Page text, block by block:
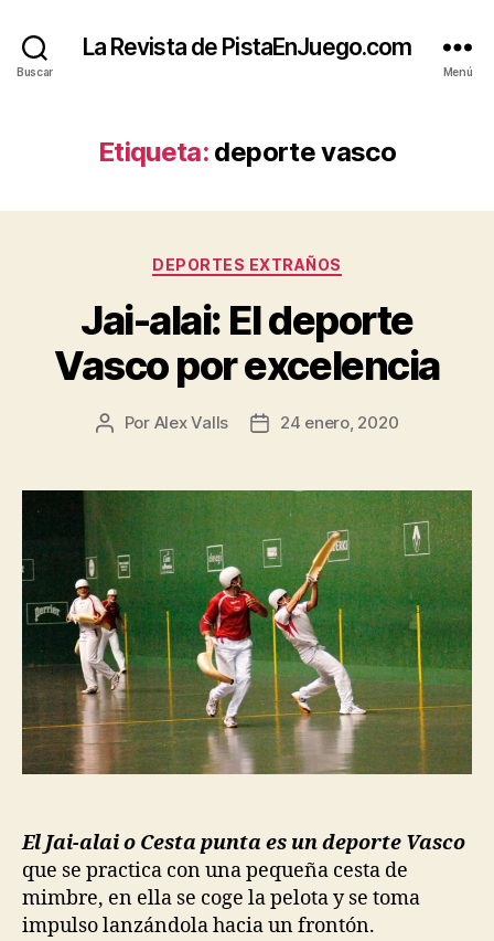
Buscar
La Revista de PistaEnJuego.com
Menú
Etiqueta: deporte vasco
Categorías
DEPORTES EXTRAÑOS
Jai-alai: El deporte
Vasco por excelencia
Autor
entrada
Por Alex Valls
Fecha
entrada
24 enero, 2020
El Jai-alai o Cesta punta es un deporte Vasco
que se practica con una pequeña cesta de
mimbre, en ella se coge la pelota y se toma
impulso lanzándola hacia un frontón.